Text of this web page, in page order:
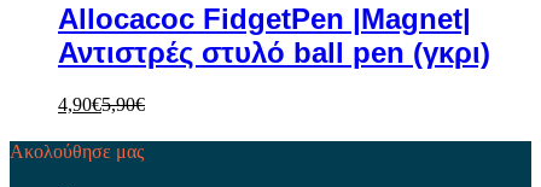
Allocacoc FidgetPen |Magnet|
Αντιστρές στυλό ball pen (γκρι)
4,90€5,90€
Ακολούθησε μας